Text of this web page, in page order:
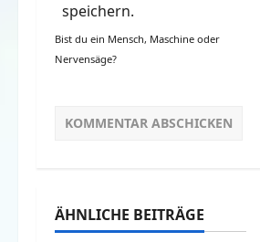
speichern.
Bist du ein Mensch, Maschine oder
Nervensäge?
ÄHNLICHE BEITRÄGE